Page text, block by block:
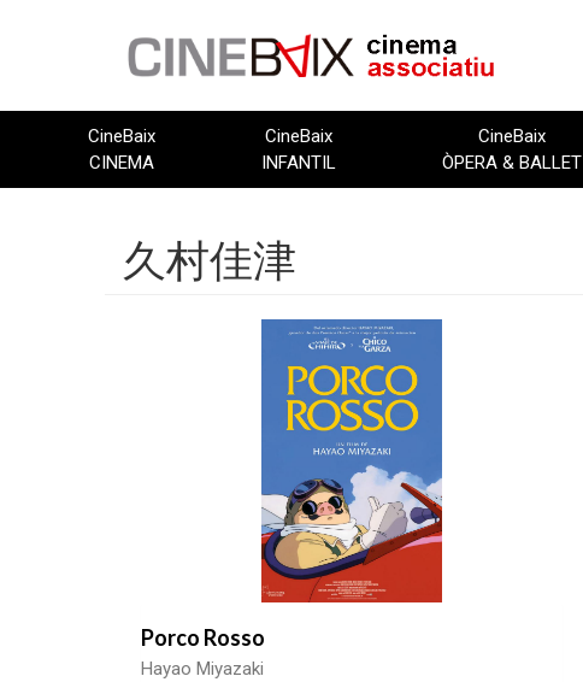
CineBaix
CINEMA
CineBaix
INFANTIL
CineBaix
ÒPERA & BALLET
久村佳津
Porco Rosso
Hayao Miyazaki